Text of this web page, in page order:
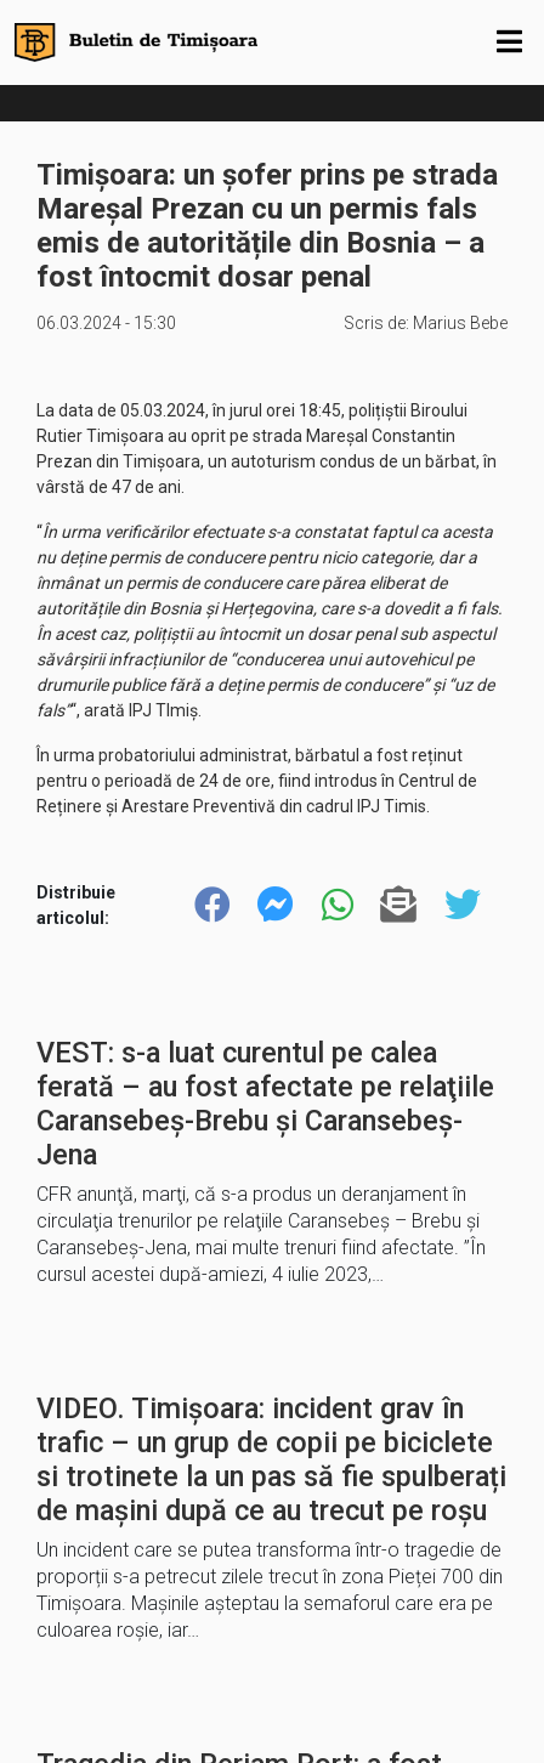
Timișoara: un șofer prins pe strada
Mareșal Prezan cu un permis fals
emis de autoritățile din Bosnia – a
fost întocmit dosar penal
06.03.2024 - 15:30 Scris de: Marius Bebe
La data de 05.03.2024, în jurul orei 18:45, polițiștii Biroului
Rutier Timișoara au oprit pe strada Mareșal Constantin
Prezan din Timișoara, un autoturism condus de un bărbat, în
vârstă de 47 de ani.
“În urma verificărilor efectuate s-a constatat faptul ca acesta
nu deține permis de conducere pentru nicio categorie, dar a
înmânat un permis de conducere care părea eliberat de
autoritățile din Bosnia și Herțegovina, care s-a dovedit a fi fals.
În acest caz, polițiștii au întocmit un dosar penal sub aspectul
săvârșirii infracțiunilor de “conducerea unui autovehicul pe
drumurile publice fără a deține permis de conducere” și “uz de
fals”“, arată IPJ TImiș.
În urma probatoriului administrat, bărbatul a fost reținut
pentru o perioadă de 24 de ore, fiind introdus în Centrul de
Reținere și Arestare Preventivă din cadrul IPJ Timis.
Distribuie
articolul:
VEST: s-a luat curentul pe calea
ferată – au fost afectate pe relaţiile
Caransebeş-Brebu şi Caransebeş-
Jena
CFR anunţă, marţi, că s-a produs un deranjament în
circulaţia trenurilor pe relaţiile Caransebeş – Brebu şi
Caransebeş-Jena, mai multe trenuri fiind afectate. ”În
cursul acestei după-amiezi, 4 iulie 2023,…
VIDEO. Timișoara: incident grav în
trafic – un grup de copii pe biciclete
si trotinete la un pas să fie spulberați
de mașini după ce au trecut pe roșu
Un incident care se putea transforma într-o tragedie de
proporții s-a petrecut zilele trecut în zona Pieței 700 din
Timișoara. Mașinile așteptau la semaforul care era pe
culoarea roșie, iar…